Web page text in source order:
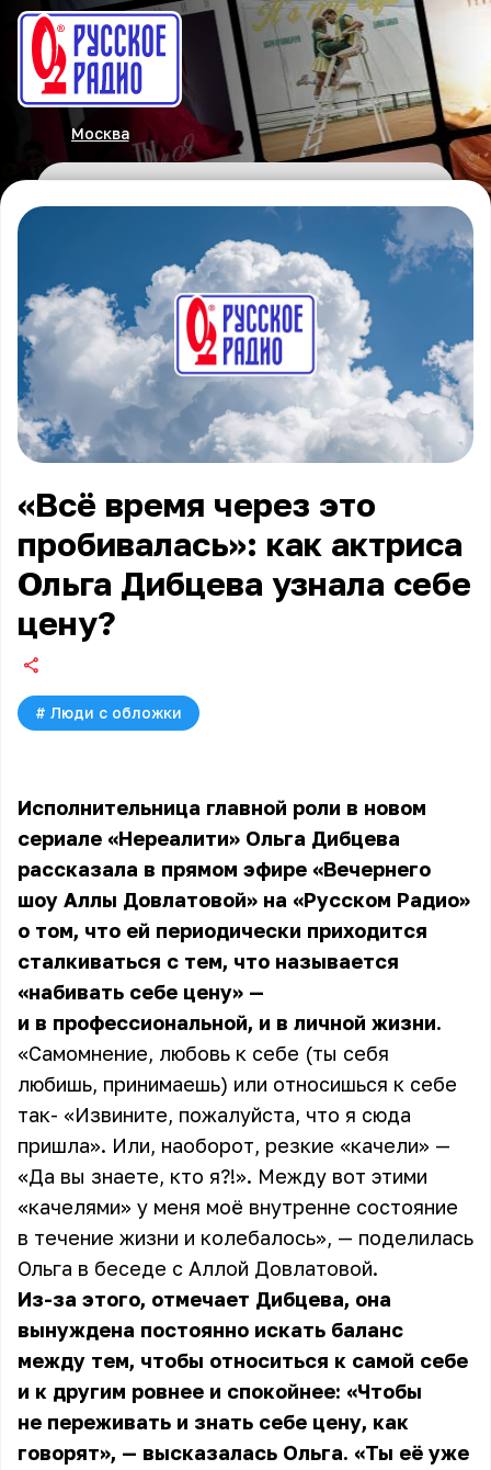
Москва
«Всё время через это
пробивалась»: как актриса
Ольга Дибцева узнала себе
цену?
# Люди с обложки
Исполнительница главной роли в новом
сериале «Нереалити» Ольга Дибцева
рассказала в прямом эфире «Вечернего
шоу Аллы Довлатовой» на «Русском Радио»
о том, что ей периодически приходится
сталкиваться с тем, что называется
«набивать себе цену» —
и в профессиональной, и в личной жизни.
«Самомнение, любовь к себе (ты себя
любишь, принимаешь) или относишься к себе
так- «Извините, пожалуйста, что я сюда
пришла». Или, наоборот, резкие «качели» —
«Да вы знаете, кто я?!». Между вот этими
«качелями» у меня моё внутренне состояние
в течение жизни и колебалось», — поделилась
Ольга в беседе с Аллой Довлатовой.
Из-за этого, отмечает Дибцева, она
вынуждена постоянно искать баланс
между тем, чтобы относиться к самой себе
и к другим ровнее и спокойнее: «Чтобы
не переживать и знать себе цену, как
говорят», — высказалась Ольга. «Ты её уже